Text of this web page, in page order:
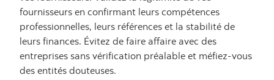
fournisseurs en confirmant leurs compétences
professionnelles, leurs références et la stabilité de
leurs finances. Évitez de faire affaire avec des
entreprises sans vérification préalable et méfiez-vous
des entités douteuses.